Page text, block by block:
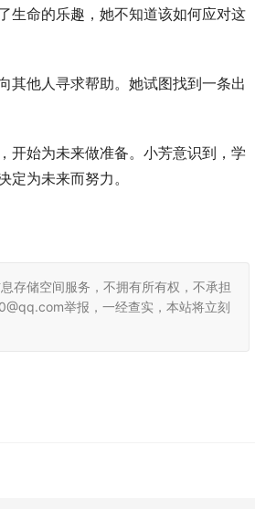
生命的乐趣，她不知道该如何应对这
其他人寻求帮助。她试图找到一条出
开始为未来做准备。小芳意识到，学
为未来而努力。
存储空间服务，不拥有所有权，不承担
举报，一经查实，本站将立刻